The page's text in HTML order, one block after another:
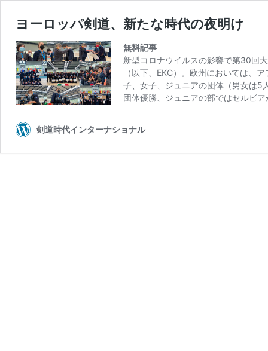
ヨーロッパ剣道、新たな時代の夜明け
無料記事
新型コロナウイルスの影響で第30回
（以下、EKC）。欧州においては、
子、女子、ジュニアの団体（男女は5
団体優勝、ジュニアの部ではセルビ
剣道時代インターナショナル